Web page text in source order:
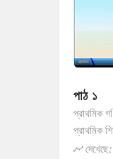
পাঠ ১
প্রাথমিক
প্রাথমিক